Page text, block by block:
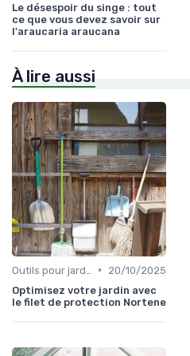
Le désespoir du singe : tout
ce que vous devez savoir sur
l'araucaria araucana
À lire aussi
•
20/10/2025
Optimisez votre jardin avec
le filet de protection Nortene